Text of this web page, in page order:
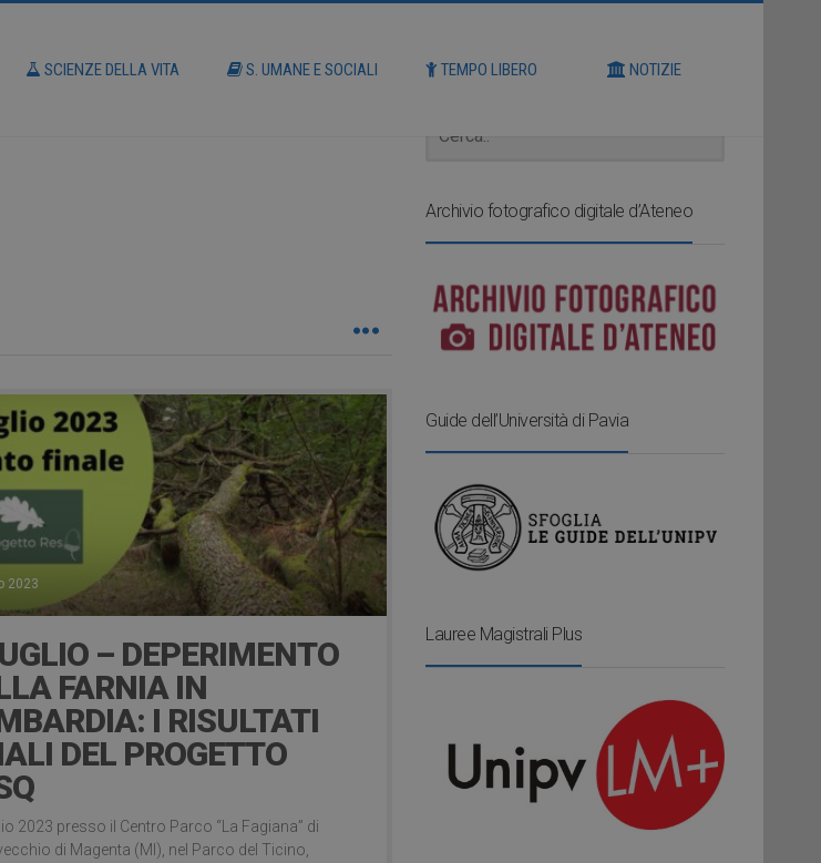
SCIENZE DELLA VITA S. UMANE E SOCIALI TEMPO LIBERO NOTIZIE
2023
– DEPERIMENTO
FARNIA IN
I RISULTATI
DEL PROGETTO
2023 presso il Centro Parco “La Fagiana” di
di Magenta (MI), nel Parco del Ticino,
Archivio fotografico digitale d’Ateneo
Guide dell’Università di Pavia
Lauree Magistrali Plus